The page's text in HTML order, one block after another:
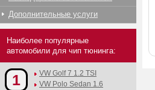
Дополнительные услуги
Наиболее популярные
автомобили для чип тюнинга:
1
VW Golf 7 1.2 TSI
VW Polo Sedan 1.6